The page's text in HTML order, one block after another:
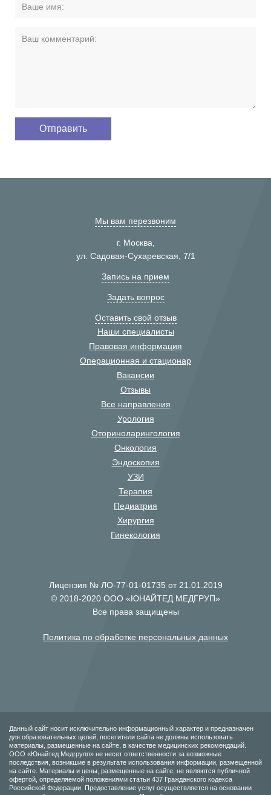
Мы вам перезвоним
г. Москва,
ул. Садовая-Сухаревская, 7/1
Запись на прием
Задать вопрос
Оставить свой отзыв
Наши специалисты
Правовая информация
Операционная и стационар
Вакансии
Отзывы
Все направления
Урология
Оториноларингология
Онкология
Эндоскопия
УЗИ
Терапия
Педиатрия
Хирургия
Гинекология
Лицензия № ЛО-77-01-01735 от 21.01.2019
© 2018-2020 ООО «ЮНАЙТЕД МЕДГРУП»
Все права защищены
Политика по обработке персональных данных
Данный сайт носит исключительно информационный характер и предназначен
для образовательных целей, посетители сайта не должны использовать
материалы, размещенные на сайте, в качестве медицинских рекомендаций.
ООО «Юнайтед Медгрупп» не несет ответственности за возможные
последствия, возникшие в результате использования информации, размещенной
на сайте. Материалы и цены, размещенные на сайте, не являются публичной
офертой, определяемой положениями статьи 437 Гражданского кодекса
Российской Федерации. Предоставление услуг осуществляется на основании